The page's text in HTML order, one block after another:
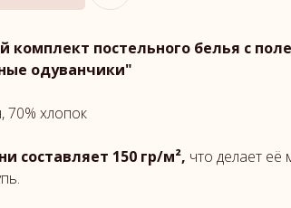
комплект постельного белья с
одуванчики"
70% хлопок
составляет 150 гр/м², что делает её